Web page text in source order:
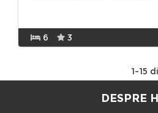
6 3
1-15
DESPRE